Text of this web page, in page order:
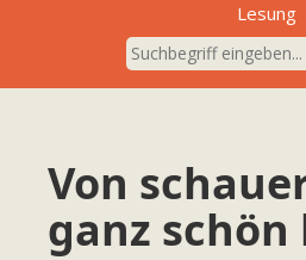
Lesung
Von
ganz